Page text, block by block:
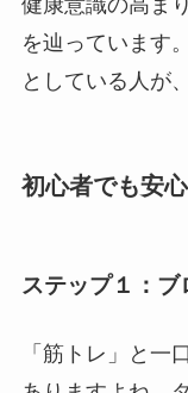
健康意識の高ま
を辿っています
としている人が
初心者でも安
ステップ１： ブ
「筋トレ」と一